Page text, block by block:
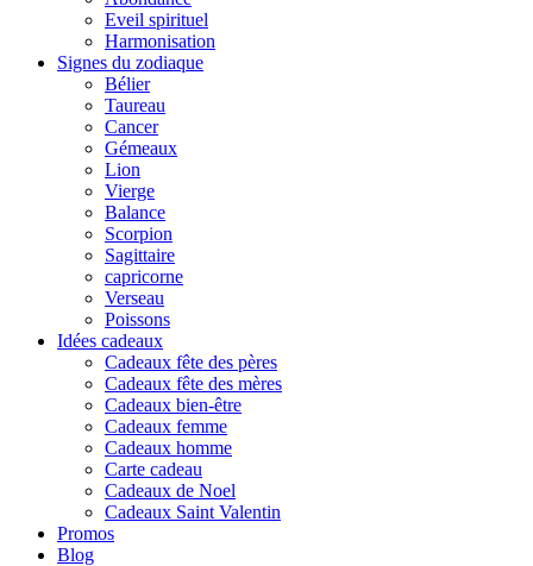
Eveil spirituel
Harmonisation
Signes du zodiaque
Bélier
Taureau
Cancer
Gémeaux
Lion
Vierge
Balance
Scorpion
Sagittaire
capricorne
Verseau
Poissons
Idées cadeaux
Cadeaux fête des pères
Cadeaux fête des mères
Cadeaux bien-être
Cadeaux femme
Cadeaux homme
Carte cadeau
Cadeaux de Noel
Cadeaux Saint Valentin
Promos
Blog